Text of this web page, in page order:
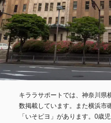
キララサポートでは、神奈川県
数掲載しています。また横浜市
「いそピヨ」があります。0歳